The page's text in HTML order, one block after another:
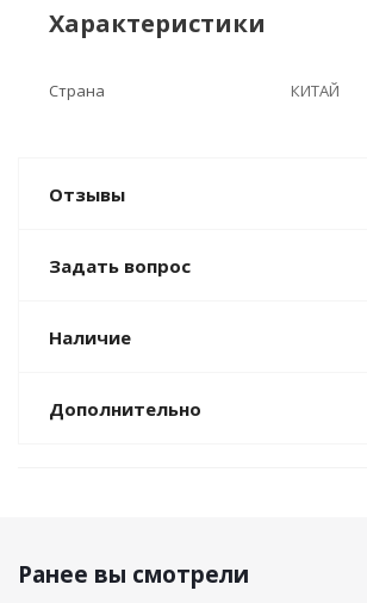
Характеристики
Страна КИТАЙ
Отзывы
Задать вопрос
Наличие
Дополнительно
Ранее вы смотрели